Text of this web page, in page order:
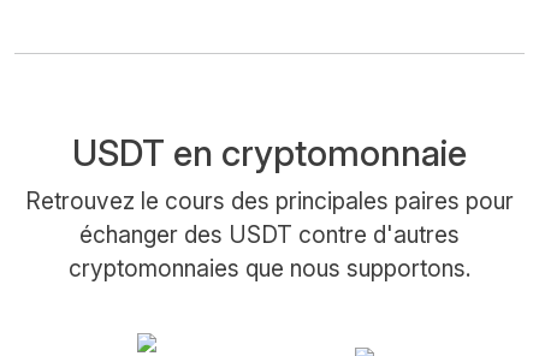
USDT en cryptomonnaie
Retrouvez le cours des principales paires pour
échanger des USDT contre d'autres
cryptomonnaies que nous supportons.